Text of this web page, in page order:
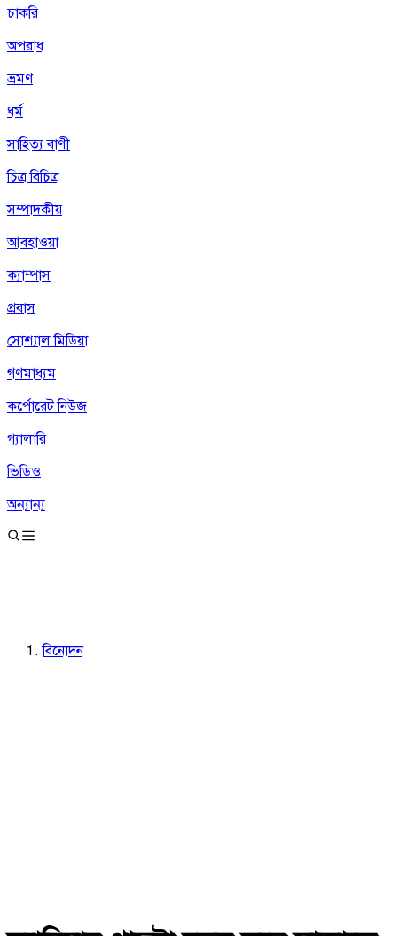
চাকরি
অপরাধ
ভ্রমণ
ধর্ম
সাহিত্য বাণী
চিত্র বিচিত্র
সম্পাদকীয়
আবহাওয়া
ক্যাম্পাস
প্রবাস
সোশ্যাল মিডিয়া
গণমাধ্যম
কর্পোরেট নিউজ
গ্যালারি
ভিডিও
অন্যান্য
বিনোদন